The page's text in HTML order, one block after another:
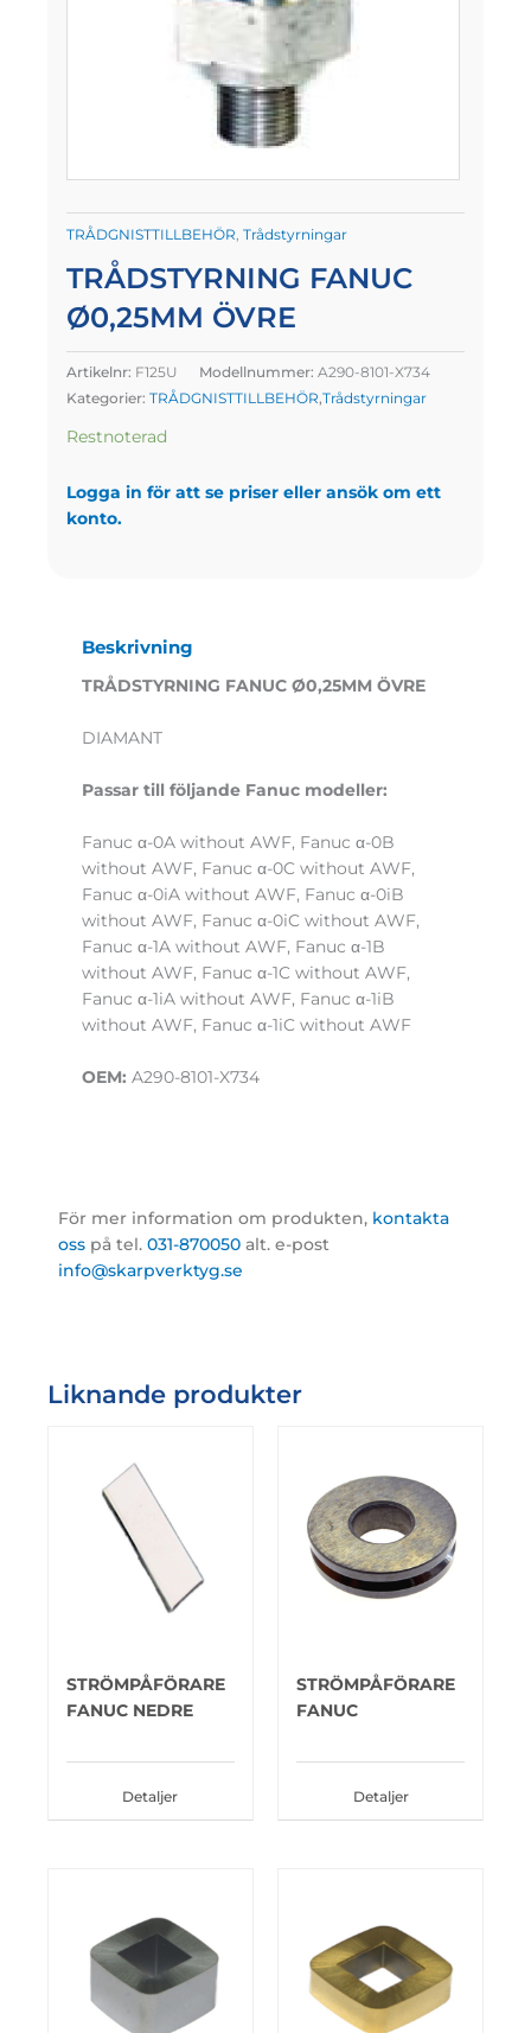
TRÅDGNISTTILLBEHÖR Trådstyrningar
TRÅDSTYRNING FANUC
Ø0,25MM ÖVRE
Artikelnr: F125U Modellnummer: A290-8101-X734
Kategorier: TRÅDGNISTTILLBEHÖR,Trådstyrningar
Restnoterad
Logga in för att se priser eller ansök om ett
konto.
Beskrivning
TRÅDSTYRNING FANUC Ø0,25MM ÖVRE
DIAMANT
Passar till följande Fanuc modeller:
Fanuc α-0A without AWF, Fanuc α-0B
without AWF, Fanuc α-0C without AWF,
Fanuc α-0iA without AWF, Fanuc α-0iB
without AWF, Fanuc α-0iC without AWF,
Fanuc α-1A without AWF, Fanuc α-1B
without AWF, Fanuc α-1C without AWF,
Fanuc α-1iA without AWF, Fanuc α-1iB
without AWF, Fanuc α-1iC without AWF
OEM:A290-8101-X734
För mer information om produkten, kontakta
oss på tel.031-870050 alt. e-post
info@skarpverktyg.se
Liknande produkter
STRÖMPÅFÖRARE
FANUC NEDRE
Detaljer
STRÖMPÅFÖRARE
FANUC
Detaljer